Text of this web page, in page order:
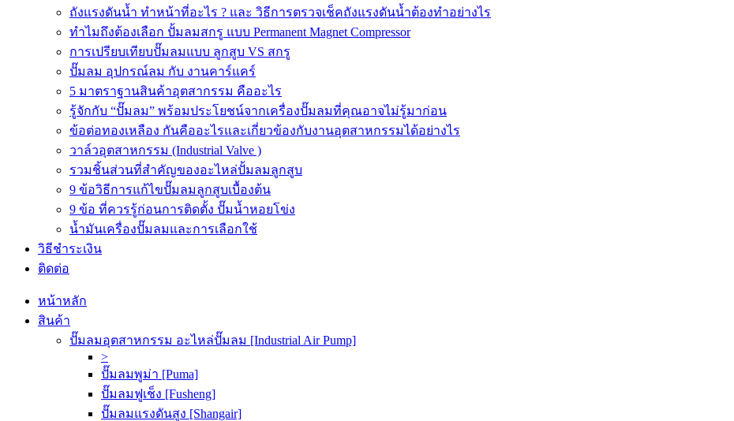
ถังแรงดันน้ำ ทำหน้าที่อะไร ? และ วิธีการตรวจเช็คถังแรงดันน้ำต้องทำอย่างไร
ทำไมถึงต้องเลือก ปั้มลมสกรู แบบ Permanent Magnet Compressor
การเปรียบเทียบปั๊มลมแบบ ลูกสูบ VS สกรู
ปั๊มลม อุปกรณ์ลม กับ งานคาร์แคร์
5 มาตราฐานสินค้าอุตสากรรม คืออะไร
รู้จักกับ “ปั๊มลม” พร้อมประโยชน์จากเครื่องปั๊มลมที่คุณอาจไม่รู้มาก่อน
ข้อต่อทองเหลือง กันคืออะไรและเกี่ยวข้องกับงานอุตสาหกรรมได้อย่างไร
วาล์วอุตสาหกรรม (Industrial Valve )
รวมชิ้นส่วนที่สำคัญของอะไหล่ปั้มลมลูกสูบ
9 ข้อวิธีการแก้ไขปั๊มลมลูกสูบเบื้องต้น
9 ข้อ ที่ควรรู้ก่อนการติดตั้ง ปั๊มน้ำหอยโข่ง
น้ำมันเครื่องปั๊มลมและการเลือกใช้
วิธีชำระเงิน
ติดต่อ
หน้าหลัก
สินค้า
ปั๊มลมอุตสาหกรรม อะไหล่ปั๊มลม [Industrial Air Pump]
>
ปั๊มลมพูม่า [Puma]
ปั๊มลมฟูเช็ง [Fusheng]
ปั๊มลมแรงดันสูง [Shangair]